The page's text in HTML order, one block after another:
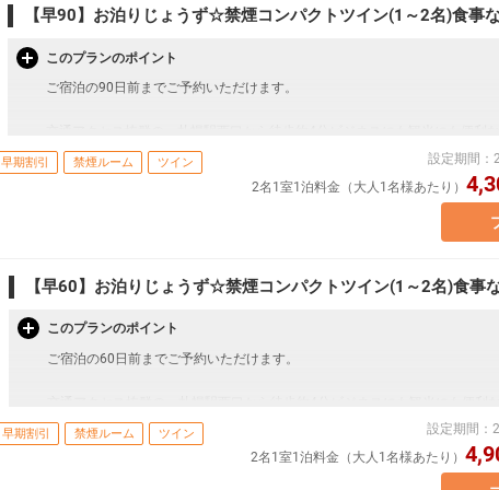
【早90】お泊りじょうず☆禁煙コンパクトツイン(1～2名)食事
このプランのポイント
ご宿泊の90日前までご予約いただけます。
まをお迎えしています。
2階に大浴場（湯上りアイスもある！）、コインランドリー、電子レンジコ
・幼児施設使用料（0～11歳）：無料
※添い寝のお子様がいる場合は、施設への通信欄(ご要望欄)に人数・年齢を
予約のタイミングや空室状況により代金が変動するため、閲覧時と予約時で
早期割引 禁煙ルーム ツイン 設定期間 ：
2名1室1泊料金（大人1名様あたり）
【早60】お泊りじょうず☆禁煙コンパクトツイン(1～2名)食事
このプランのポイント
ご宿泊の60日前までご予約いただけます。
まをお迎えしています。
2階に大浴場（湯上りアイスもある！）、コインランドリー、電子レンジコ
早期割引 禁煙ルーム ツイン 設定期間 ：
2名1室1泊料金（大人1名様あたり）